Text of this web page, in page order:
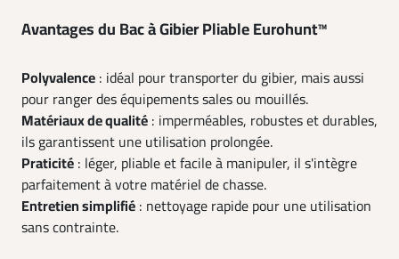
Avantages du Bac à Gibier Pliable Eurohunt™
Polyvalence : idéal pour transporter du gibier, mais aussi
pour ranger des équipements sales ou mouillés.
Matériaux de qualité : imperméables, robustes et durables,
ils garantissent une utilisation prolongée.
Praticité : léger, pliable et facile à manipuler, il s'intègre
parfaitement à votre matériel de chasse.
Entretien simplifié : nettoyage rapide pour une utilisation
sans contrainte.